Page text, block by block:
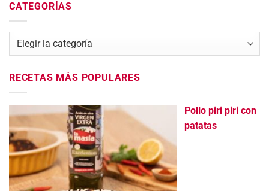
CATEGORÍAS
Categorías
RECETAS MÁS POPULARES
Pollo piri piri con
patatas